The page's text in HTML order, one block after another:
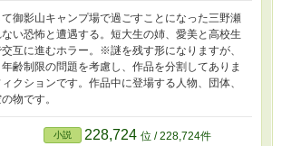
御影山キャンプ場で過ごすことになった三野瀬
い恐怖と遭遇する。短大生の姉、愛美と高校生
互に進むホラー。※謎を残す形になりますが、
齢制限の問題を考慮し、作品を分割してありま
クションです。作品中に登場する人物、団体、
物です。
小説 228,724 位 / 228,724件